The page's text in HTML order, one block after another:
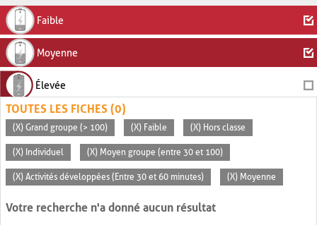
Faible
Moyenne
Élevée
TOUTES LES FICHES (0)
(X) Grand groupe (> 100) (X) Faible (X) Hors classe
(X) Individuel (X) Moyen groupe (entre 30 et 100)
(X) Activités développées (Entre 30 et 60 minutes) (X) Moyenne
Votre recherche n'a donné aucun résultat